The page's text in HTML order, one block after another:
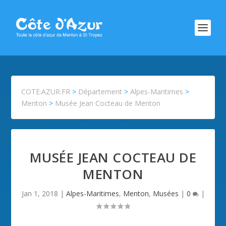
COTE.AZUR.FR > Département >Alpes-Maritimes >
Menton > Musée Jean Cocteau de Menton
MUSÉE JEAN COCTEAU DE
MENTON
Jan 1, 2018 | Alpes-Maritimes, Menton, Musées | 0 |